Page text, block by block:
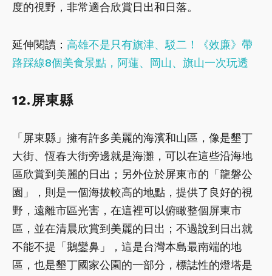
度的視野，非常適合欣賞日出和日落。
延伸閱讀： 高雄不是只有旗津、駁二！《效廉》帶
路踩線8個美食景點，阿蓮、岡山、旗山一次玩透
12.屏東縣
「屏東縣」擁有許多美麗的海濱和山區，像是墾丁
大街、恆春大街旁邊就是海灘，可以在這些沿海地
區欣賞到美麗的日出；另外位於屏東市的「龍磐公
園」，則是一個海拔較高的地點，提供了良好的視
野，遠離市區光害，在這裡可以俯瞰整個屏東市
區，並在清晨欣賞到美麗的日出；不過說到日出就
不能不提「鵝鑾鼻」，這是台灣本島最南端的地
區，也是墾丁國家公園的一部分，標誌性的燈塔是